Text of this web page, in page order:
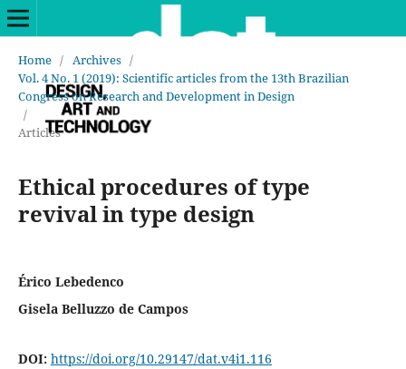
Home / Archives /
Vol. 4 No. 1 (2019): Scientific articles from the 13th Brazilian
Congress on Research and Development in Design
/
Articles
Ethical procedures of type
revival in type design
Érico Lebedenco
Gisela Belluzzo de Campos
DOI: https://doi.org/10.29147/dat.v4i1.116